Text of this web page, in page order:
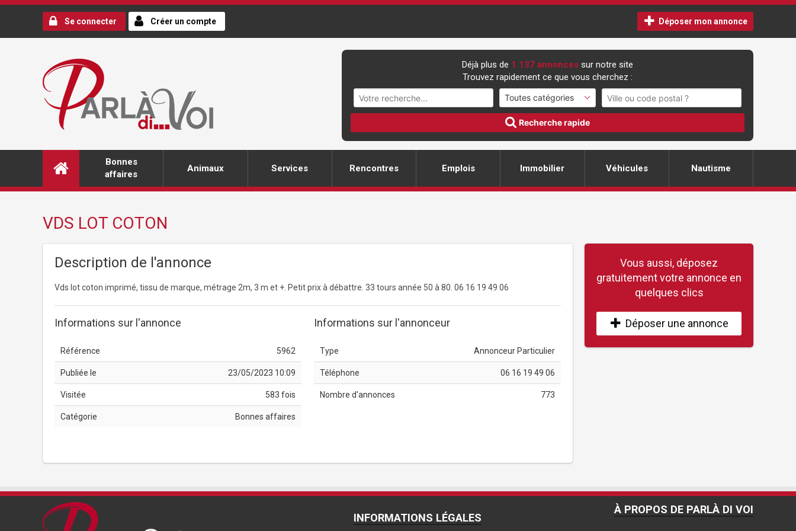
Se connecter Créer un compte Déposer mon annonce
Déjà plus de 1 137 annonces sur notre site
Trouvez rapidement ce que vous cherchez :
Recherche rapide
Bonnes
affaires
Animaux Services Rencontres Emplois Immobilier Véhicules Nautisme
VDS LOT COTON
Description de l'annonce
Vds lot coton imprimé, tissu de marque, métrage 2m, 3 m et +. Petit prix à débattre. 33 tours année 50 à 80. 06 16 19 49 06
Informations sur l'annonce
Référence 5962
Publiée le 23/05/2023 10:09
Visitée 583 fois
Catégorie Bonnes affaires
Informations sur l'annonceur
Type Annonceur Particulier
Téléphone 06 16 19 49 06
Nombre d'annonces 773
Vous aussi, déposez
gratuitement votre annonce en
quelques clics
Déposer une annonce
INFORMATIONS LÉGALES
À PROPOS DE PARLÀ DI VOI